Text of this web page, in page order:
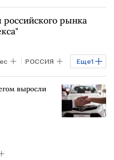
рынка
Еще1
РОССИЯ
выросли